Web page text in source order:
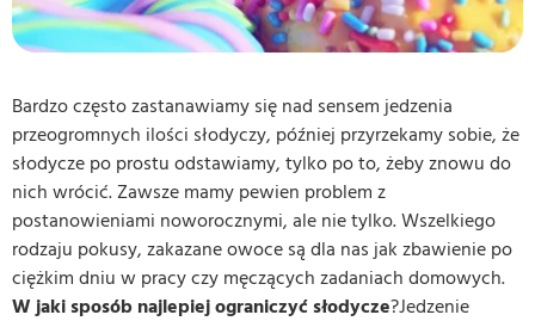
Bardzo często zastanawiamy się nad sensem jedzenia
przeogromnych ilości słodyczy, później przyrzekamy sobie, że
słodycze po prostu odstawiamy, tylko po to, żeby znowu do
nich wrócić. Zawsze mamy pewien problem z
postanowieniami noworocznymi, ale nie tylko. Wszelkiego
rodzaju pokusy, zakazane owoce są dla nas jak zbawienie po
ciężkim dniu w pracy czy męczących zadaniach domowych.
W jaki sposób najlepiej ograniczyć słodycze?Jedzenie